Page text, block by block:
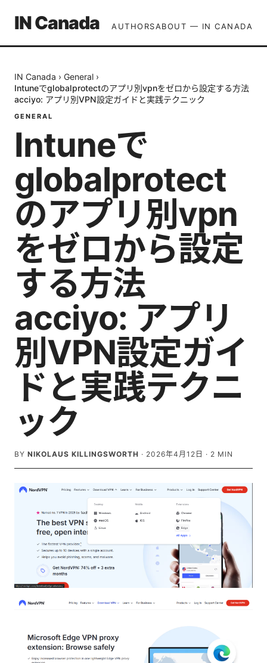
IN Canada AUTHORSABOUT — IN CANADA
IN Canada › General ›
Intuneでglobalprotectのアプリ別vpnをゼロから設定する方法
acciyo: アプリ別VPN設定ガイドと実践テクニック
GENERAL
Intuneで
globalprotect
のアプリ別vpn
をゼロから設定
する方法
acciyo: アプリ
別VPN設定ガイ
ドと実践テクニ
ック
BY NIKOLAUS KILLINGSWORTH · 2026年4月12日 · 2 MIN